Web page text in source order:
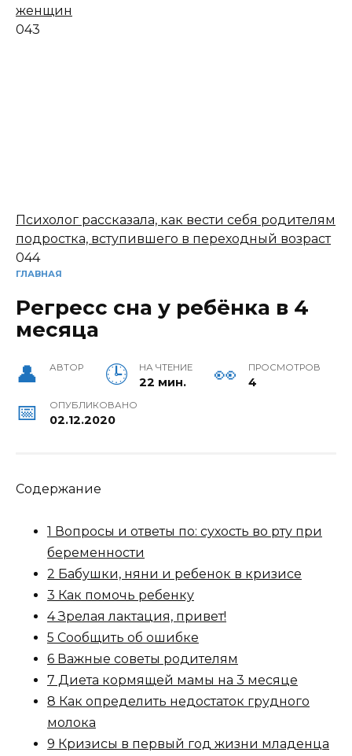
ГЛАВНАЯ
Регресс сна у ребёнка в 4
месяца
АВТОР НА ЧТЕНИЕ
22 мин.
ПРОСМОТРОВ
4
ОПУБЛИКОВАНО
02.12.2020
Содержание
1 Вопросы и ответы по: сухость во рту при
беременности
2 Бабушки, няни и ребенок в кризисе
3 Как помочь ребенку
4 Зрелая лактация, привет!
5 Сообщить об ошибке
6 Важные советы родителям
7 Диета кормящей мамы на 3 месяце
8 Как определить недостаток грудного
молока
9 Кризисы в первый год жизни младенца
женщин
043
Психолог рассказала, как вести себя родителям
подростка, вступившего в переходный возраст
044